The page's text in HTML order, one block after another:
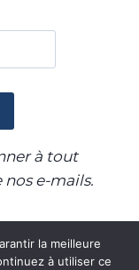
à tout
e-mails.
la meilleure
à utiliser ce